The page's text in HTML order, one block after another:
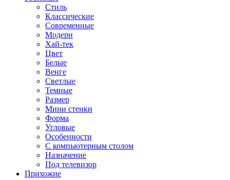
Стиль
Классические
Современные
Модерн
Хай-тек
Цвет
Белые
Венге
Светлые
Темные
Размер
Мини стенки
Форма
Угловые
Особенности
С компьютерным столом
Назначение
Под телевизор
Прихожие